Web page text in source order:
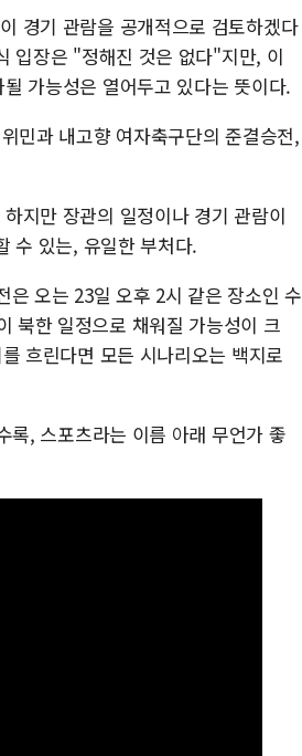
경기 관람을 공개적으로 검토하겠다
입장은 "정해진 것은 없다"지만, 이
가능성은 열어두고 있다는 뜻이다.
민과 내고향 여자축구단의 준결승전,
지만 장관의 일정이나 경기 관람이
수 있는, 유일한 부처다.
은 오는 23일 오후 2시 같은 장소인 수
북한 일정으로 채워질 가능성이 크
흐린다면 모든 시나리오는 백지로
록, 스포츠라는 이름 아래 무언가 좋